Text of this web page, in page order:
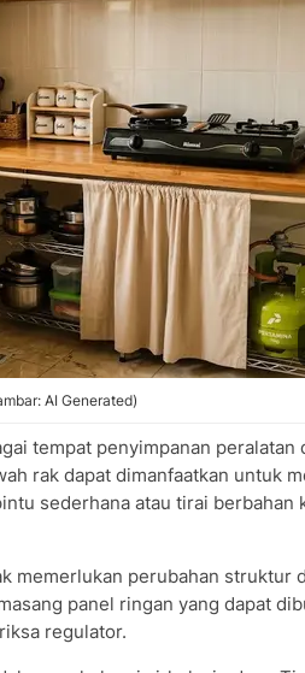
AI Generated)
tempat penyimpanan peralatan
rak dapat dimanfaatkan untuk
sederhana atau tirai berbahan
memerlukan perubahan struktur
panel ringan yang dapat
regulator.